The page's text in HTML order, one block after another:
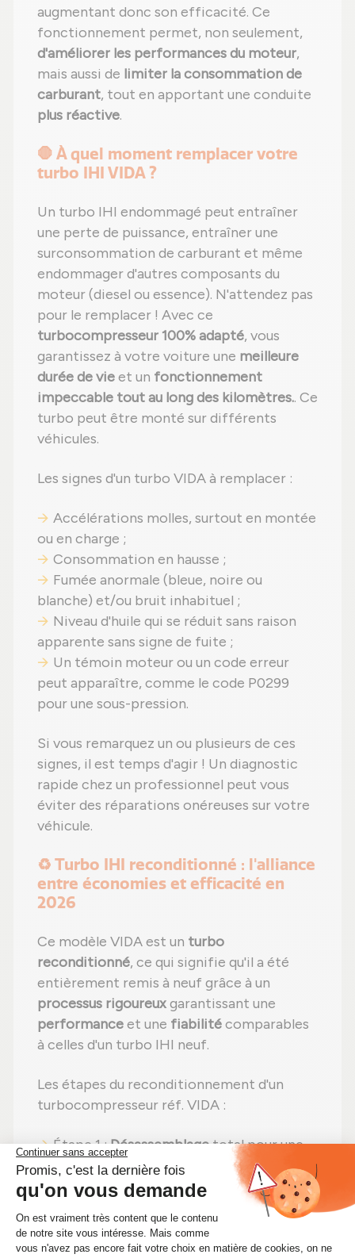
augmentant donc son efficacité. Ce
fonctionnement permet, non seulement,
d'améliorer les performances du moteur,
mais aussi de limiter la consommation de
carburant, tout en apportant une conduite
plus réactive.
🛑 À quel moment remplacer votre
turbo IHI VIDA ?
Un turbo IHI endommagé peut entraîner
une perte de puissance, entraîner une
surconsommation de carburant et même
endommager d'autres composants du
moteur (diesel ou essence). N'attendez pas
pour le remplacer ! Avec ce
turbocompresseur 100% adapté, vous
garantissez à votre voiture une meilleure
durée de vieet un fonctionnement
impeccable tout au long des kilomètres.. Ce
turbo peut être monté sur différents
véhicules.
Les signes d'un turbo VIDA à remplacer :
Accélérations molles, surtout en montée
ou en charge ;
Consommation en hausse ;
Fumée anormale (bleue, noire ou
blanche) et/ou bruit inhabituel ;
Niveau d'huile qui se réduit sans raison
apparente sans signe de fuite ;
Un témoin moteur ou un code erreur
peut apparaître, comme le code P0299
pour une sous-pression.
Si vous remarquez un ou plusieurs de ces
signes, il est temps d'agir ! Un diagnostic
rapide chez un professionnel peut vous
éviter des réparations onéreuses sur votre
véhicule.
♻️ Turbo IHI reconditionné : l'alliance
entre économies et efficacité en
2026
Ce modèle VIDA est un turbo
reconditionné, ce qui signifie qu'il a été
entièrement remis à neuf grâce à un
processus rigoureuxgarantissant une
performanceet une fiabilitécomparables
à celles d'un turbo IHI neuf.
Les étapes du reconditionnement d'un
turbocompresseur réf. VIDA :
Étape 1 :Désassemblagetotal pour une
vérification complète ;
Étape 2 :Nettoyage professionnelpour
Étape 3 :Examen rigoureux
composants ;